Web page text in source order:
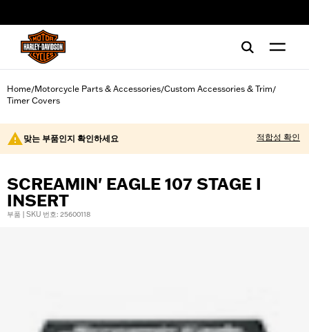
Home/Motorcycle Parts & Accessories/Custom Accessories & Trim/
Timer Covers
맞는 부품인지 확인하세요 적합성 확인
SCREAMIN' EAGLE 107 STAGE I
INSERT
부품 | SKU 번호: 25600118